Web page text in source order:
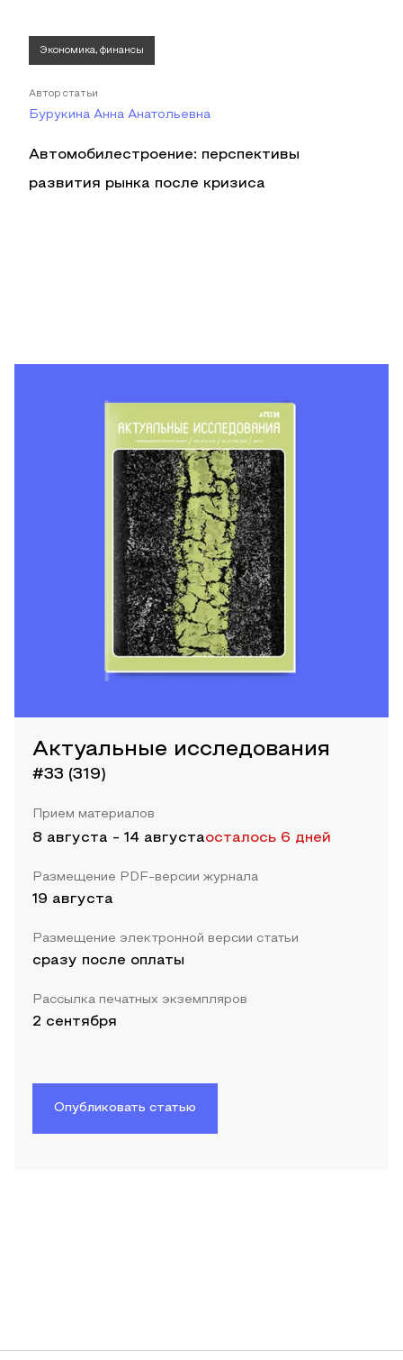
Экономика, финансы
Автор статьи
Бурукина Анна Анатольевна
Автомобилестроение: перспективы
развития рынка после кризиса
Актуальные исследования
#33 (319)
Прием материалов
8 августа - 14 августаосталось 6 дней
Размещение PDF-версии журнала
19 августа
Размещение электронной версии статьи
сразу после оплаты
Рассылка печатных экземпляров
2 сентября
Опубликовать статью